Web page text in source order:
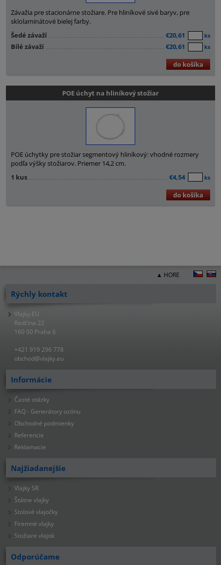
Závažia pre stacionárne stožiare. Pre hliníkové sivé baryv, pre
sklolaminátové bielej farby.
Šedé závaží
€20,61 ks
Bílé závaží €20,61 ks
do košíka
POE úchyt na hliníkový stožiar
POE úchytky pre stožiar segmentový hliníkový: vhodné rozmery
podľa výšky stožiarov. Priemer 14,2 cm.
1 kus
€4,54 ks
do košíka
▲ HORE
Rýchly kontakt
Vlajky.EU
Radčina 22
160 00 Praha 6
+421 919 296 778
obchod@vlajky.eu
Informácie
Časté otázky
FAQ - Generátory ozónu
Obchodné podmienky
Referencie
Reklamacie
Najžiadanejšie
Vlajky SR
Štátne vlajky
Stolové vlajočky
Firemné vlajky
Stožiare vlajok
Odporúčame